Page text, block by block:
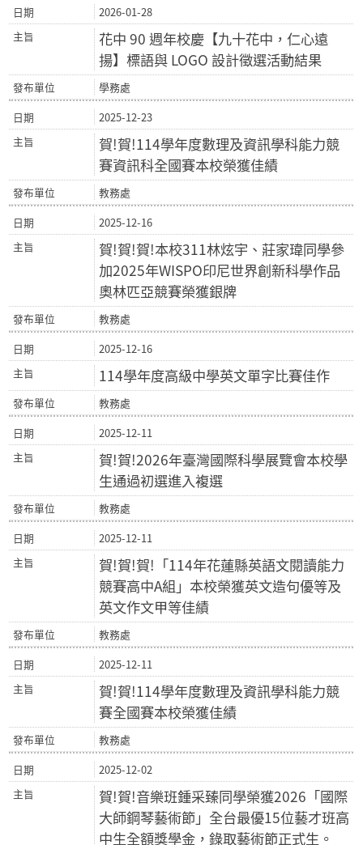
2026-01-28
花中 90 週年校慶【九十花中，仁心遠
揚】標語與 LOGO 設計徵選活動結果
學務處
2025-12-23
賀!賀!114學年度數理及資訊學科能力競
賽資訊科全國賽本校榮獲佳績
教務處
2025-12-16
賀!賀!賀!本校311林炫宇、莊家瑋同學參
加2025年WISPO印尼世界創新科學作品
奧林匹亞競賽榮獲銀牌
教務處
2025-12-16
114學年度高級中學英文單字比賽佳作
教務處
2025-12-11
賀!賀!2026年臺灣國際科學展覽會本校學
生通過初選進入複選
教務處
2025-12-11
賀!賀!賀!「114年花蓮縣英語文閱讀能力
競賽高中A組」本校榮獲英文造句優等及
英文作文甲等佳績
教務處
2025-12-11
賀!賀!114學年度數理及資訊學科能力競
賽全國賽本校榮獲佳績
教務處
2025-12-02
賀!賀!音樂班鍾采臻同學榮獲2026「國際
大師鋼琴藝術節」全台最優15位藝才班高
中生全額獎學金，錄取藝術節正式生。